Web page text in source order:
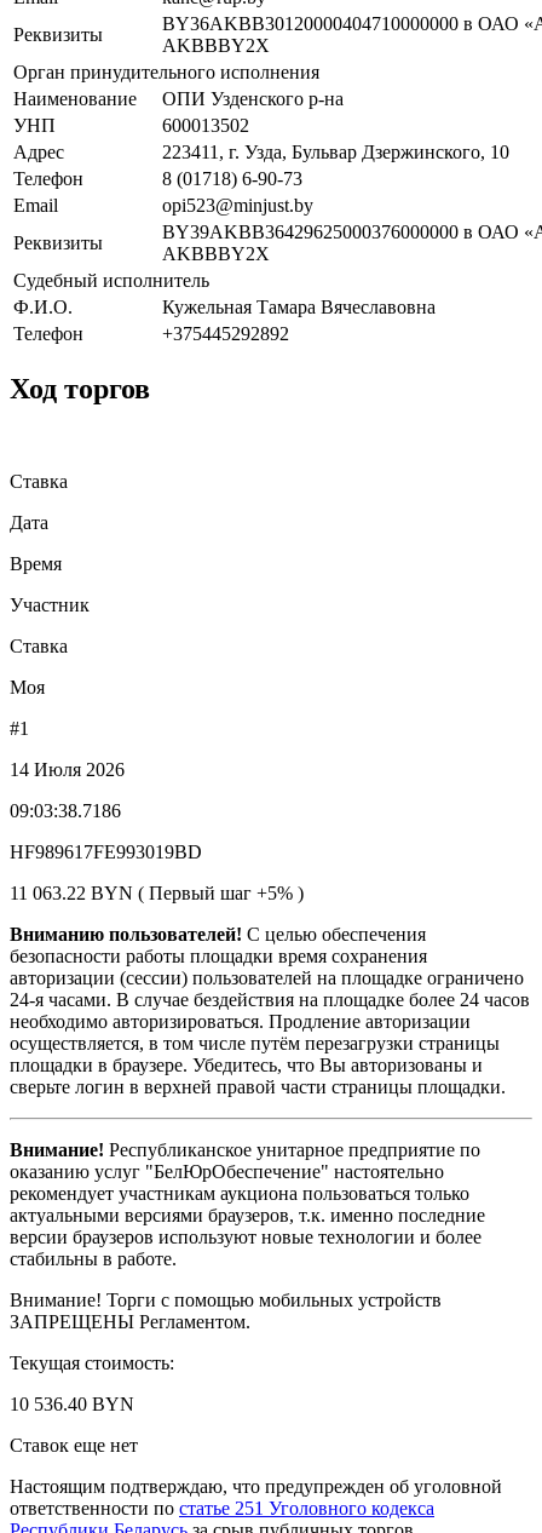
Реквизиты
BY36AKBB30120000404710000000 в ОАО
AKBBBY2X
Орган принудительного исполнения
Наименование
ОПИ Узденского р-на
УНП
600013502
Адрес
223411, г. Узда, Бульвар Дзержинского, 10
Телефон
8 (01718) 6-90-73
Email
opi523@minjust.by
Реквизиты
BY39AKBB36429625000376000000 в ОАО
AKBBBY2X
Судебный исполнитель
Ф.И.О.
Кужельная Тамара Вячеславовна
Телефон
+375445292892
Ход торгов
Ставка
Дата
Время
Участник
Ставка
Моя
#1
14 Июля 2026
09:03:38.7186
HF989617FE993019BD
11 063.22 BYN ( Первый шаг +5% )
Вниманию пользователей! С целью обеспечения
безопасности работы площадки время сохранения
авторизации (сессии) пользователей на площадке ограничено
24-я часами. В случае бездействия на площадке более 24 часов
необходимо авторизироваться. Продление авторизации
осуществляется, в том числе путём перезагрузки страницы
площадки в браузере. Убедитесь, что Вы авторизованы и
сверьте логин в верхней правой части страницы площадки.
Внимание! Республиканское унитарное предприятие по
оказанию услуг "БелЮрОбеспечение" настоятельно
рекомендует участникам аукциона пользоваться только
актуальными версиями браузеров, т.к. именно последние
версии браузеров используют новые технологии и более
стабильны в работе.
Внимание! Торги с помощью мобильных устройств
ЗАПРЕЩЕНЫ Регламентом.
Текущая стоимость:
10 536.40 BYN
Ставок еще нет
Настоящим подтверждаю, что предупрежден об уголовной
ответственности по статье 251 Уголовного кодекса